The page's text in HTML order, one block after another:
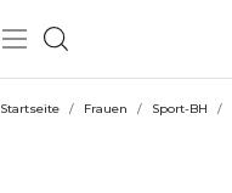
Startseite / Frauen / Sport-BH /